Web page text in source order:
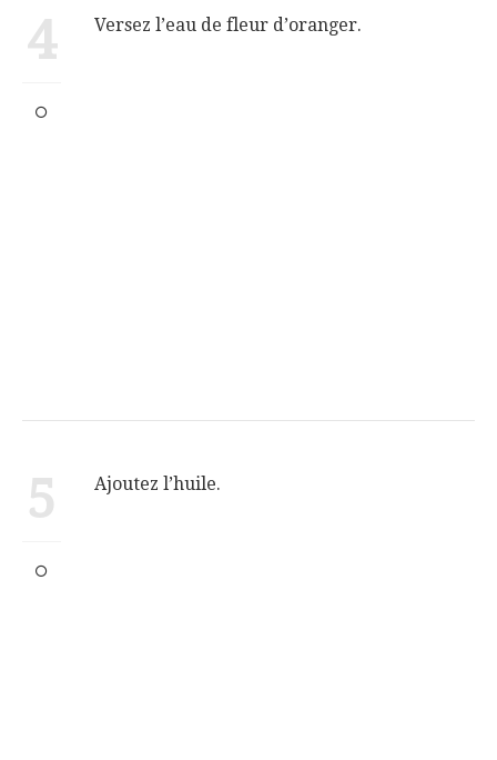
4 Versez l’eau de fleur d’oranger.
5 Ajoutez l’huile.